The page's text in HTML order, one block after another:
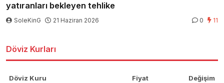
yatıranları bekleyen tehlike
SoleKinG 21 Haziran 2026 0 11
Döviz Kurları
Döviz Kuru Fiyat Değişim